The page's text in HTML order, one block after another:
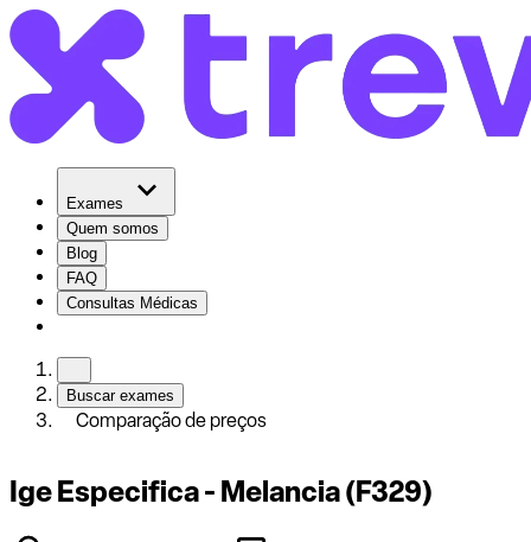
Exames
Quem somos
Blog
FAQ
Consultas Médicas
Buscar exames
Comparação de preços
Ige Especifica - Melancia (F329)